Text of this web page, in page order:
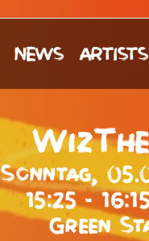
NEWS
Sonntag,
15:25 -
Green